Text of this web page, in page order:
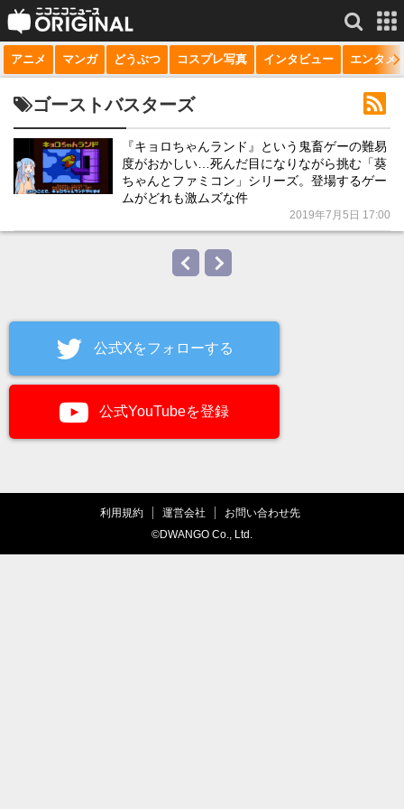
サービス一覧 もっと見る
niconico
動画
生放送
アニメ マンガ どうぶつ コスプレ写真 インタビュー エンタメ
ゴーストバスターズ
『キョロちゃんランド』という鬼畜ゲーの難易
度がおかしい…死んだ目になりながら挑む「葵
ちゃんとファミコン」シリーズ。登場するゲー
ムがどれも激ムズな件
2019年7月5日 17:00
公式Xをフォローする
公式YouTubeを登録
利用規約 運営会社
お問い合わせ先
©DWANGO Co., Ltd.